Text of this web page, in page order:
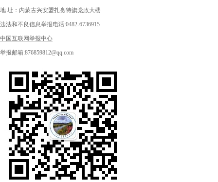
地 址：内蒙古兴安盟扎赉特旗党政大楼
违法和不良信息举报电话:0482-6736915
中国互联网举报中心
举报邮箱:876859812@qq.com